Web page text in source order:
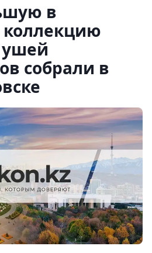
в
коллекцию
ушей
собрали в